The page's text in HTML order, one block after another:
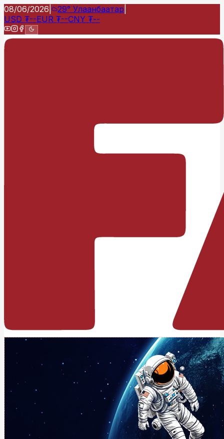
08/06/2026 29° Улаанбаатар
USD ₮--EUR ₮--CNY ₮--